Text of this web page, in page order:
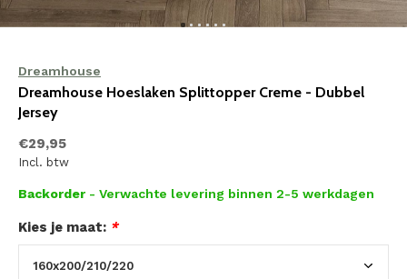
Dreamhouse
Dreamhouse Hoeslaken Splittopper Creme - Dubbel
Jersey
€29,95
Incl. btw
Backorder - Verwachte levering binnen 2-5 werkdagen
Kies je maat: *